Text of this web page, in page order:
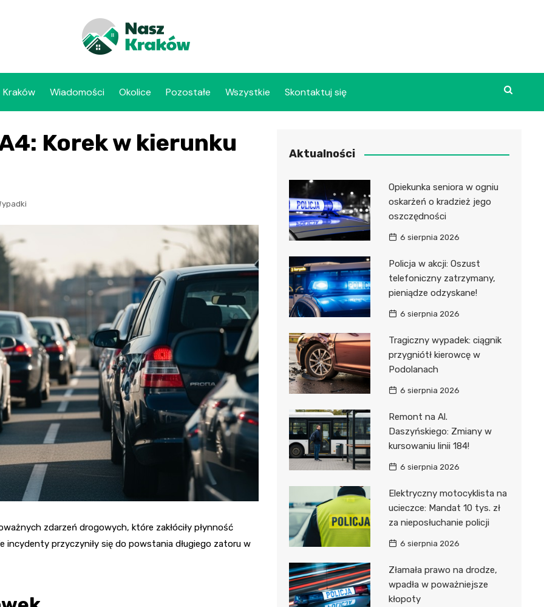
Kraków Wiadomości Okolice Pozostałe Wszystkie Skontaktuj się
Korek w kierunku
zdarzeń drogowych, które zakłóciły płynność
incydenty przyczyniły się do powstania długiego zatoru w
Aktualności
Opiekunka seniora w ogniu
oskarżeń o kradzież jego
oszczędności
6 sierpnia 2026
Policja w akcji: Oszust
telefoniczny zatrzymany,
pieniądze odzyskane!
6 sierpnia 2026
Tragiczny wypadek: ciągnik
przygniótł kierowcę w
Podolanach
6 sierpnia 2026
Remont na Al.
Daszyńskiego: Zmiany w
kursowaniu linii 184!
6 sierpnia 2026
Elektryczny motocyklista na
ucieczce: Mandat 10 tys. zł
za nieposłuchanie policji
6 sierpnia 2026
Złamała prawo na drodze,
wpadła w poważniejsze
kłopoty